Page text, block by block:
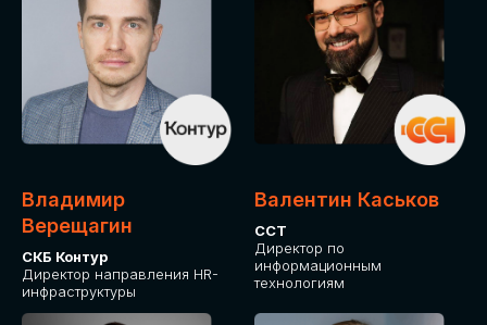
Владимир
Верещагин
СКБ Контур
Директор направления HR-
инфраструктуры
Валентин Каськов
ССТ
Директор по
информационным
технологиям